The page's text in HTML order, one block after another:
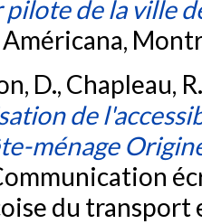
pilote de la ville
D., Chapleau,
de
ménage
du transport